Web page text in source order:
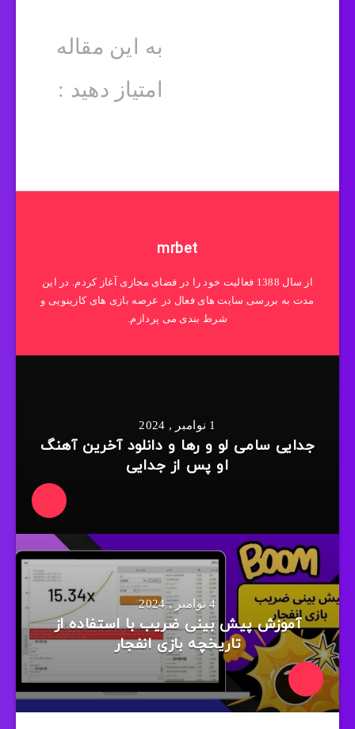
به این مقاله
امتیاز دهید :
mrbet
از سال 1388 فعالیت خود را در فضای مجازی آغاز کردم. در این
مدت به بررسی سایت های فعال در عرصه بازی های کازینویی و
شرط بندی می پردازم.
1 نوامبر , 2024
جدایی سامی لو و رها و دانلود آخرین آهنگ
او پس از جدایی
4 نوامبر , 2024
آموزش پیش بینی ضریب با استفاده از
تاریخچه بازی انفجار